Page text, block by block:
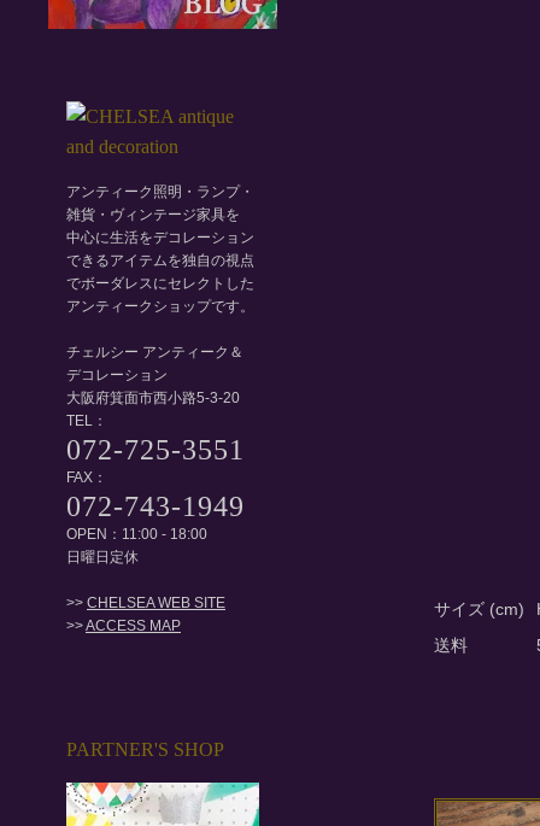
サイズ (cm)
送料
アンティーク照明・ランプ・
雑貨・ヴィンテージ家具を
中心に生活をデコレーション
できるアイテムを独自の視点
でボーダレスにセレクトした
アンティークショップです。
チェルシー アンティーク＆
デコレーション
大阪府箕面市西小路5-3-20
TEL：
072-725-3551
FAX：
072-743-1949
OPEN：11:00 - 18:00
日曜日定休
>> CHELSEA WEB SITE
>>ACCESS MAP
PARTNER'S SHOP